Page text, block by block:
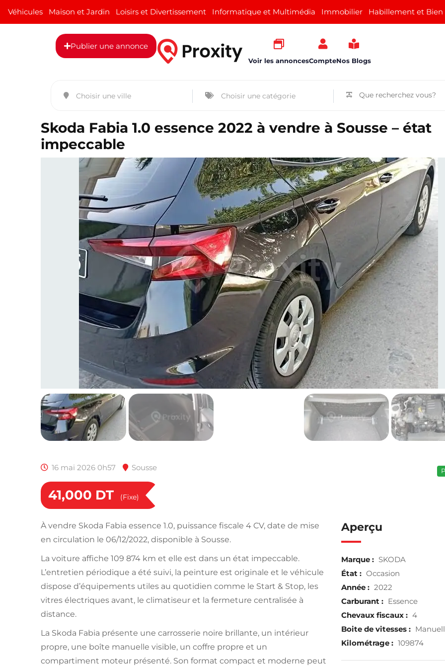
Véhicules Maison et Jardin Loisirs et Divertissement Informatique et Multimédia Immobilier Habillement et Bien
Publier une annonce
Voir les annoncesCompteNos Blogs
Skoda Fabia 1.0 essence 2022 à vendre à Sousse – état
impeccable
16 mai 2026 0h57 Sousse
41,000 DT (Fixe)
À vendre Skoda Fabia essence 1.0, puissance fiscale 4 CV, date de mise
en circulation le 06/12/2022, disponible à Sousse.
La voiture affiche 109 874 km et elle est dans un état impeccable.
L’entretien périodique a été suivi, la peinture est originale et le véhicule
dispose d’équipements utiles au quotidien comme le Start & Stop, les
vitres électriques avant, le climatiseur et la fermeture centralisée à
distance.
La Skoda Fabia présente une carrosserie noire brillante, un intérieur
propre, une boîte manuelle visible, un coffre propre et un
compartiment moteur présenté. Son format compact et moderne peut
Aperçu
Marque : SKODA
État : Occasion
Année : 2022
Carburant : Essence
Chevaux fiscaux : 4
Boite de vitesses :
Kilométrage : 109874